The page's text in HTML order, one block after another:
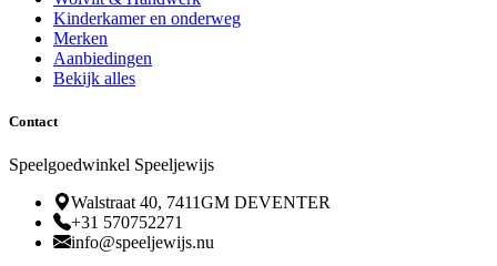
Kinderkamer en onderweg
Merken
Aanbiedingen
Bekijk alles
Contact
Speelgoedwinkel Speeljewijs
Walstraat 40, 7411GM DEVENTER
+31 570752271
info@speeljewijs.nu